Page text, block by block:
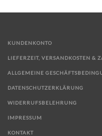
KUNDENKONTO
LIEFERZEIT, VERSANDKOSTEN &
ALLGEMEINE
DATENSCHUTZERKLÄRUNG
WIDERRUFSBELEHRUNG
IMPRESSUM
KONTAKT